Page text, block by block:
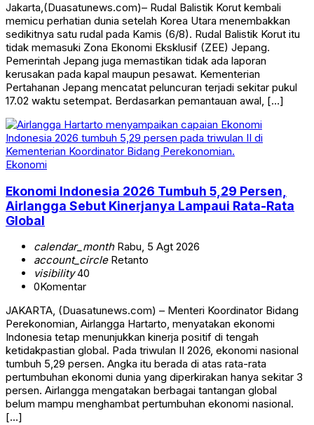
Jakarta,(Duasatunews.com)– Rudal Balistik Korut kembali
memicu perhatian dunia setelah Korea Utara menembakkan
sedikitnya satu rudal pada Kamis (6/8). Rudal Balistik Korut itu
tidak memasuki Zona Ekonomi Eksklusif (ZEE) Jepang.
Pemerintah Jepang juga memastikan tidak ada laporan
kerusakan pada kapal maupun pesawat. Kementerian
Pertahanan Jepang mencatat peluncuran terjadi sekitar pukul
17.02 waktu setempat. Berdasarkan pemantauan awal, […]
Ekonomi
Ekonomi Indonesia 2026 Tumbuh 5,29 Persen,
Airlangga Sebut Kinerjanya Lampaui Rata-Rata
Global
calendar_monthRabu, 5 Agt 2026
account_circleRetanto
visibility40
0Komentar
JAKARTA, (Duasatunews.com) – Menteri Koordinator Bidang
Perekonomian, Airlangga Hartarto, menyatakan ekonomi
Indonesia tetap menunjukkan kinerja positif di tengah
ketidakpastian global. Pada triwulan II 2026, ekonomi nasional
tumbuh 5,29 persen. Angka itu berada di atas rata-rata
pertumbuhan ekonomi dunia yang diperkirakan hanya sekitar 3
persen. Airlangga mengatakan berbagai tantangan global
belum mampu menghambat pertumbuhan ekonomi nasional.
[…]